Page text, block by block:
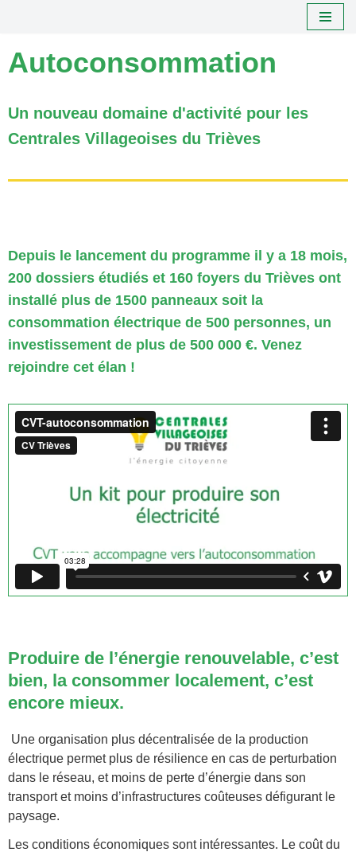
au
Autoconsommation
Un nouveau domaine d'activité pour les
Centrales Villageoises du Trièves
Depuis le lancement du programme il y a 18 mois,
200 dossiers étudiés et 160 foyers du Trièves ont
installé plus de 1500 panneaux soit la
consommation électrique de 500 personnes, un
investissement de plus de 500 000 €. Venez
rejoindre cet élan !
Produire de l’énergie renouvelable, c’est
bien, la consommer localement, c’est
encore mieux.
Une organisation plus décentralisée de la production
électrique permet plus de résilience en cas de perturbation
dans le réseau, et moins de perte d’énergie dans son
transport et moins d’infrastructures coûteuses défigurant le
paysage.
Les conditions économiques sont intéressantes. Le coût du